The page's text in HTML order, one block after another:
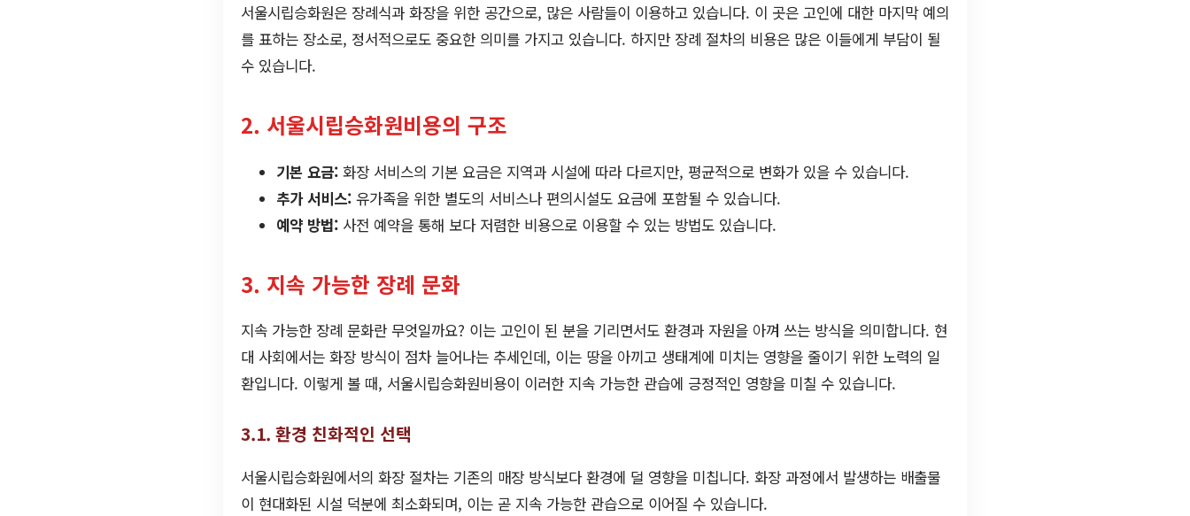
서울시립승화원은 장례식과 화장을 위한 공간으로, 많은 사람들이 이용하고 있습니다. 이 곳은 고인에 대한 마지막 예의
를 표하는 장소로, 정서적으로도 중요한 의미를 가지고 있습니다. 하지만 장례 절차의 비용은 많은 이들에게 부담이 될
수 있습니다.
2. 서울시립승화원비용의 구조
기본 요금: 화장 서비스의 기본 요금은 지역과 시설에 따라 다르지만, 평균적으로 변화가 있을 수 있습니다.
추가 서비스: 유가족을 위한 별도의 서비스나 편의시설도 요금에 포함될 수 있습니다.
예약 방법: 사전 예약을 통해 보다 저렴한 비용으로 이용할 수 있는 방법도 있습니다.
3. 지속 가능한 장례 문화
지속 가능한 장례 문화란 무엇일까요? 이는 고인이 된 분을 기리면서도 환경과 자원을 아껴 쓰는 방식을 의미합니다. 현
대 사회에서는 화장 방식이 점차 늘어나는 추세인데, 이는 땅을 아끼고 생태계에 미치는 영향을 줄이기 위한 노력의 일
환입니다. 이렇게 볼 때, 서울시립승화원비용이 이러한 지속 가능한 관습에 긍정적인 영향을 미칠 수 있습니다.
3.1. 환경 친화적인 선택
서울시립승화원에서의 화장 절차는 기존의 매장 방식보다 환경에 덜 영향을 미칩니다. 화장 과정에서 발생하는 배출물
이 현대화된 시설 덕분에 최소화되며, 이는 곧 지속 가능한 관습으로 이어질 수 있습니다.